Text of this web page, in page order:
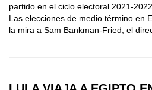
partido en el ciclo electoral 2021-
Las elecciones de medio término en
la mira a Sam Bankman-Fried, el